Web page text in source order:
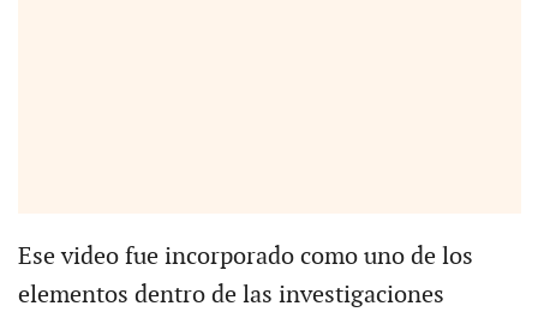
Ese video fue incorporado como uno de los
elementos dentro de las investigaciones